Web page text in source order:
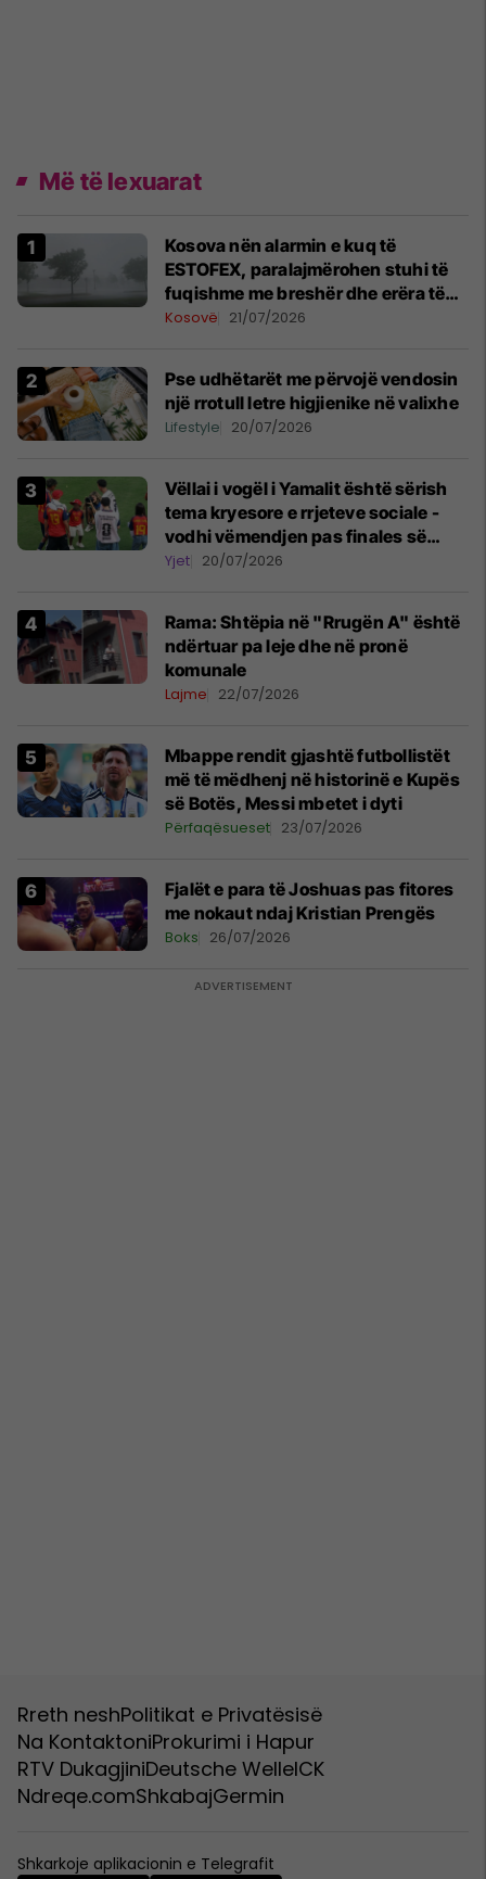
Më të lexuarat
Kosova nën alarmin e kuq të
ESTOFEX, paralajmërohen stuhi të
fuqishme me breshër dhe erëra të
forta
Kosovë 21/07/2026
Pse udhëtarët me përvojë vendosin
një rrotull letre higjienike në valixhe
Lifestyle 20/07/2026
Vëllai i vogël i Yamalit është sërish
tema kryesore e rrjeteve sociale -
vodhi vëmendjen pas finales së
Kupës së Botës
Yjet 20/07/2026
Rama: Shtëpia në "Rrugën A" është
ndërtuar pa leje dhe në pronë
komunale
Lajme 22/07/2026
Mbappe rendit gjashtë futbollistët
më të mëdhenj në historinë e Kupës
së Botës, Messi mbetet i dyti
Përfaqësueset 23/07/2026
Fjalët e para të Joshuas pas fitores
me nokaut ndaj Kristian Prengës
Boks 26/07/2026
Rreth neshPolitikat e Privatësisë
Na KontaktoniProkurimi i Hapur
RTV DukagjiniDeutsche WelleICK
Ndreqe.comShkabajGermin
Shkarkoje aplikacionin e Telegrafit